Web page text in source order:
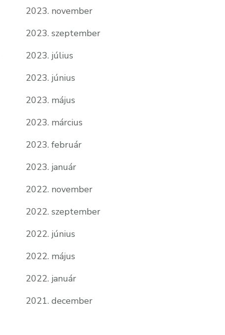
2023. november
2023. szeptember
2023. július
2023. június
2023. május
2023. március
2023. február
2023. január
2022. november
2022. szeptember
2022. június
2022. május
2022. január
2021. december